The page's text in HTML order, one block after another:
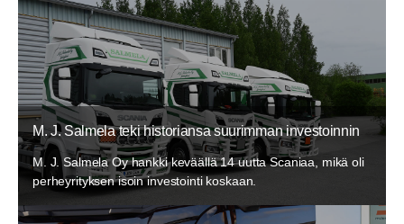
M. J. Salmela teki historiansa suurimman investoinnin
M. J. Salmela Oy hankki keväällä 14 uutta Scaniaa, mikä oli
perheyrityksen isoin investointi koskaan.